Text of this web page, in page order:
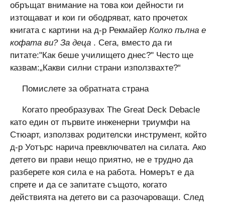
обръщат внимание на това кои дейности ги
изтощават и кои ги ободряват, като прочетох
книгата с картини на д-р Рекмайер Колко пълна е
кофата ви? За деца . Сега, вместо да ги
питате:"Как беше училището днес?" Често ще
казвам:„Какви силни страни използвахте?“
Помислете за обратната страна
Когато преобразувах The Great Deck Debacle
като един от първите инженерни триумфи на
Стюарт, използвах родителски инструмент, който
д-р Уотърс нарича превключвател на силата. Ако
детето ви прави нещо приятно, не е трудно да
разберете коя сила е на работа. Номерът е да
спрете и да се запитате същото, когато
действията на детето ви са разочароващи. След